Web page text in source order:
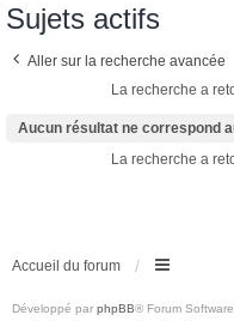
Sujets actifs
Aller sur la recherche avancée
La recherche a
Aucun résultat ne correspond
La recherche a
Accueil du forum
Développé par phpBB® Forum